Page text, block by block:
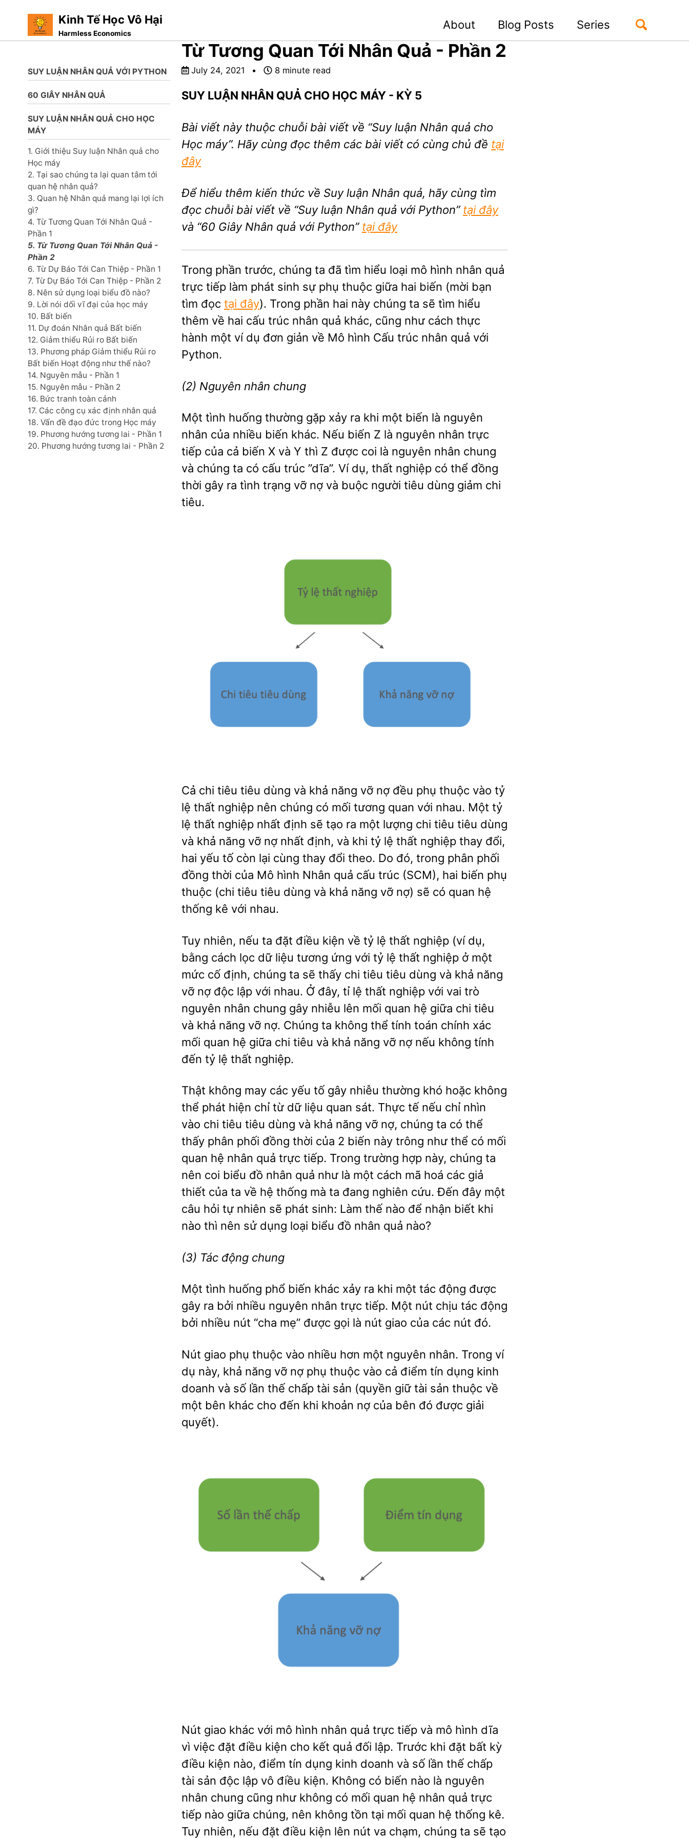
Skip
links
Skip
primary
navigation
Skip
content
Skip
footer
Kinh Tế Học Vô Hại
Harmless Economics
About Blog Posts Series
Toggle
search
SUY LUẬN NHÂN QUẢ VỚI PYTHON
60 GIÂY NHÂN QUẢ
SUY LUẬN NHÂN QUẢ CHO HỌC
MÁY
1. Giới thiệu Suy luận Nhân quả cho
Học máy
2. Tại sao chúng ta lại quan tâm tới
quan hệ nhân quả?
3. Quan hệ Nhân quả mang lại lợi ích
gì?
4. Từ Tương Quan Tới Nhân Quả -
Phần 1
5. Từ Tương Quan Tới Nhân Quả -
Phần 2
6. Từ Dự Báo Tới Can Thiệp - Phần 1
7. Từ Dự Báo Tới Can Thiệp - Phần 2
8. Nên sử dụng loại biểu đồ nào?
9. Lời nói dối vĩ đại của học máy
10. Bất biến
11. Dự đoán Nhân quả Bất biến
12. Giảm thiểu Rủi ro Bất biến
13. Phương pháp Giảm thiểu Rủi ro
Bất biến Hoạt động như thế nào?
14. Nguyên mẫu - Phần 1
15. Nguyên mẫu - Phần 2
16. Bức tranh toàn cảnh
17. Các công cụ xác định nhân quả
18. Vấn đề đạo đức trong Học máy
19. Phương hướng tương lai - Phần 1
20. Phương hướng tương lai - Phần 2
Từ Tương Quan Tới Nhân Quả - Phần 2
July 24, 2021 8 minute read
SUY LUẬN NHÂN QUẢ CHO HỌC MÁY - KỲ 5
Bài viết này thuộc chuỗi bài viết về “Suy luận Nhân quả cho
Học máy”. Hãy cùng đọc thêm các bài viết có cùng chủ đề tại
đây
Để hiểu thêm kiến thức về Suy luận Nhân quả, hãy cùng tìm
đọc chuỗi bài viết về “Suy luận Nhân quả với Python” tại đây
và “60 Giây Nhân quả với Python” tại đây
Trong phần trước, chúng ta đã tìm hiểu loại mô hình nhân quả
trực tiếp làm phát sinh sự phụ thuộc giữa hai biến (mời bạn
tìm đọc tại đây). Trong phần hai này chúng ta sẽ tìm hiểu
thêm về hai cấu trúc nhân quả khác, cũng như cách thực
hành một ví dụ đơn giản về Mô hình Cấu trúc nhân quả với
Python.
(2) Nguyên nhân chung
Một tình huống thường gặp xảy ra khi một biến là nguyên
nhân của nhiều biến khác. Nếu biến Z là nguyên nhân trực
tiếp của cả biến X và Y thì Z được coi là nguyên nhân chung
và chúng ta có cấu trúc ”dĩa”. Ví dụ, thất nghiệp có thể đồng
thời gây ra tình trạng vỡ nợ và buộc người tiêu dùng giảm chi
tiêu.
Cả chi tiêu tiêu dùng và khả năng vỡ nợ đều phụ thuộc vào tỷ
lệ thất nghiệp nên chúng có mối tương quan với nhau. Một tỷ
lệ thất nghiệp nhất định sẽ tạo ra một lượng chi tiêu tiêu dùng
và khả năng vỡ nợ nhất định, và khi tỷ lệ thất nghiệp thay đổi,
hai yếu tố còn lại cùng thay đổi theo. Do đó, trong phân phối
đồng thời của Mô hình Nhân quả cấu trúc (SCM), hai biến phụ
thuộc (chi tiêu tiêu dùng và khả năng vỡ nợ) sẽ có quan hệ
thống kê với nhau.
Tuy nhiên, nếu ta đặt điều kiện về tỷ lệ thất nghiệp (ví dụ,
bằng cách lọc dữ liệu tương ứng với tỷ lệ thất nghiệp ở một
mức cố định, chúng ta sẽ thấy chi tiêu tiêu dùng và khả năng
vỡ nợ độc lập với nhau. Ở đây, tỉ lệ thất nghiệp với vai trò
nguyên nhân chung gây nhiễu lên mối quan hệ giữa chi tiêu
và khả năng vỡ nợ. Chúng ta không thể tính toán chính xác
mối quan hệ giữa chi tiêu và khả năng vỡ nợ nếu không tính
đến tỷ lệ thất nghiệp.
Thật không may các yếu tố gây nhiễu thường khó hoặc không
thể phát hiện chỉ từ dữ liệu quan sát. Thực tế nếu chỉ nhìn
vào chi tiêu tiêu dùng và khả năng vỡ nợ, chúng ta có thể
thấy phân phối đồng thời của 2 biến này trông như thể có mối
quan hệ nhân quả trực tiếp. Trong trường hợp này, chúng ta
nên coi biểu đồ nhân quả như là một cách mã hoá các giả
thiết của ta về hệ thống mà ta đang nghiên cứu. Đến đây một
câu hỏi tự nhiên sẽ phát sinh: Làm thế nào để nhận biết khi
nào thì nên sử dụng loại biểu đồ nhân quả nào?
(3) Tác động chung
Một tình huống phổ biến khác xảy ra khi một tác động được
gây ra bởi nhiều nguyên nhân trực tiếp. Một nút chịu tác động
bởi nhiều nút “cha mẹ” được gọi là nút giao của các nút đó.
Nút giao phụ thuộc vào nhiều hơn một nguyên nhân. Trong ví
dụ này, khả năng vỡ nợ phụ thuộc vào cả điểm tín dụng kinh
doanh và số lần thế chấp tài sản (quyền giữ tài sản thuộc về
một bên khác cho đến khi khoản nợ của bên đó được giải
quyết).
Nút giao khác với mô hình nhân quả trực tiếp và mô hình dĩa
vì việc đặt điều kiện cho kết quả đối lập. Trước khi đặt bất kỳ
điều kiện nào, điểm tín dụng kinh doanh và số lần thế chấp
tài sản độc lập vô điều kiện. Không có biến nào là nguyên
nhân chung cũng như không có mối quan hệ nhân quả trực
tiếp nào giữa chúng, nên không tồn tại mối quan hệ thống kê.
Tuy nhiên, nếu đặt điều kiện lên nút va chạm, chúng ta sẽ tạo